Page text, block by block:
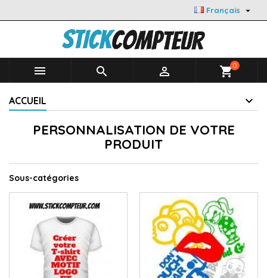
Français 
   shopping_cart0
ACCUEIL
PERSONNALISATION DE VOTRE
PRODUIT
Sous-catégories